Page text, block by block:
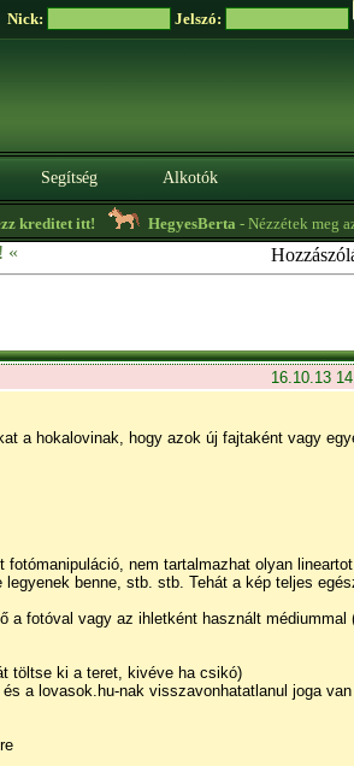
Nick: Jelszó:
Segítség Alkotók
itt! HegyesBerta- Nézzétek meg az
«
16.10.13
a hokalovinak, hogy azok új fajtaként vagy
nem tartalmazhat olyan
benne, stb. stb. Tehát a kép teljes
a fotóval vagy az ihletként használt médiummal
töltse ki a teret, kivéve ha csikó)
a lovasok.hu-nak visszavonhatatlanul joga van